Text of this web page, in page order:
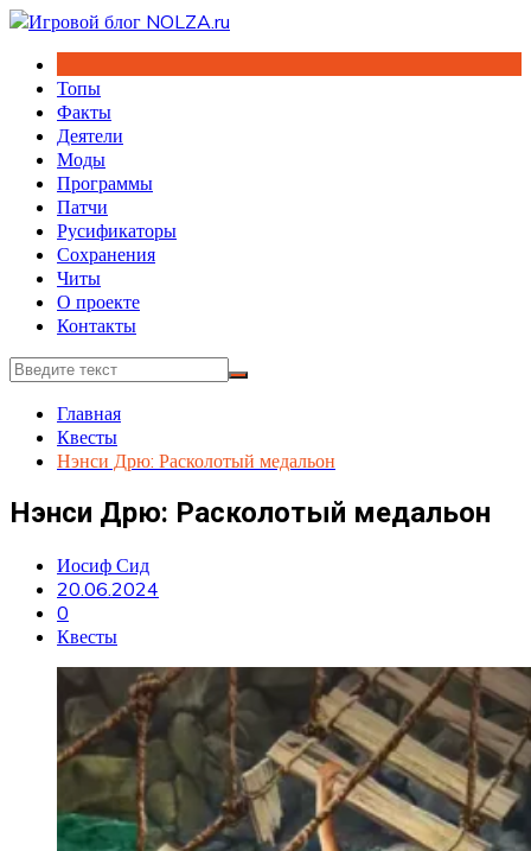
Перейти
содержимому
Топы
Факты
Деятели
Моды
Программы
Патчи
Русификаторы
Сохранения
Читы
О проекте
Контакты
Главная
Квесты
Нэнси Дрю: Расколотый медальон
Нэнси Дрю: Расколотый медальон
Иосиф Сид
20.06.2024
0
Квесты